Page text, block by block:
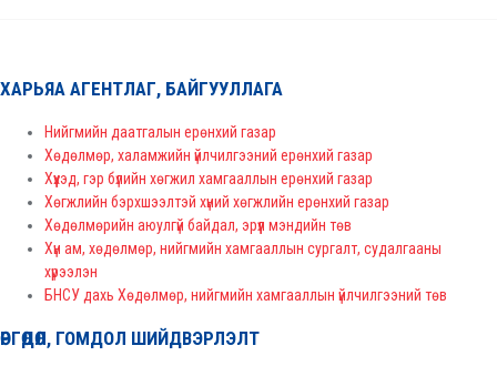
ХАРЬЯА АГЕНТЛАГ, БАЙГУУЛЛАГА
Нийгмийн даатгалын ерөнхий газар
Хөдөлмөр, халамжийн үйлчилгээний ерөнхий газар
Хүүхэд, гэр бүлийн хөгжил хамгааллын ерөнхий газар
Хөгжлийн бэрхшээлтэй хүний хөгжлийн ерөнхий газар
Хөдөлмөрийн аюулгүй байдал, эрүүл мэндийн төв
Хүн ам, хөдөлмөр, нийгмийн хамгааллын сургалт, судалгааны
хүрээлэн
БНСУ дахь Хөдөлмөр, нийгмийн хамгааллын үйлчилгээний төв
ӨРГӨДӨЛ, ГОМДОЛ ШИЙДВЭРЛЭЛТ